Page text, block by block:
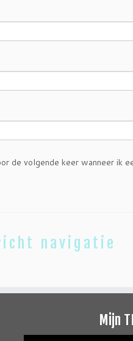
de volgende keer wanneer ik
navigatie
Mijn